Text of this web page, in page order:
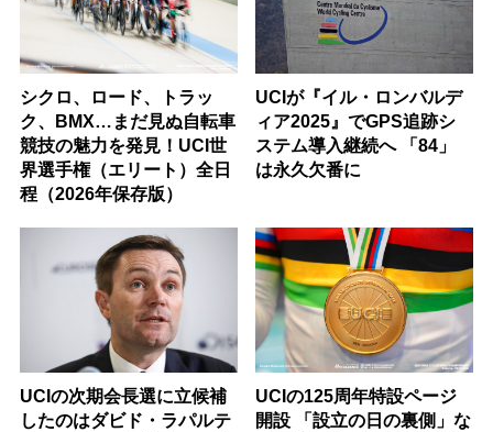
シクロ、ロード、トラッ
ク、BMX…まだ見ぬ自転車
競技の魅力を発見！UCI世
界選手権（エリート）全日
程（2026年保存版）
UCIが『イル・ロンバルデ
ィア2025』でGPS追跡シ
ステム導入継続へ 「84」
は永久欠番に
UCIの次期会長選に立候補
したのはダビド・ラパルテ
UCIの125周年特設ページ
開設 「設立の日の裏側」な